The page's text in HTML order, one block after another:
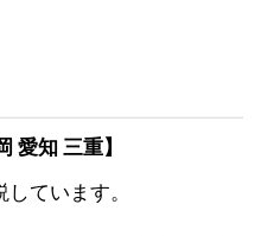
愛知 三重】
ています。